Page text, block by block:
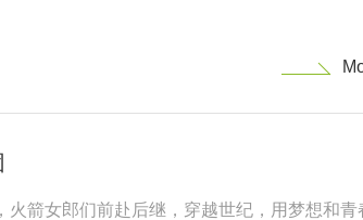
火箭女郎们前赴后继，穿越世纪，用梦想和青